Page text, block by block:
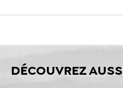
DÉCOUVREZ AUSSI